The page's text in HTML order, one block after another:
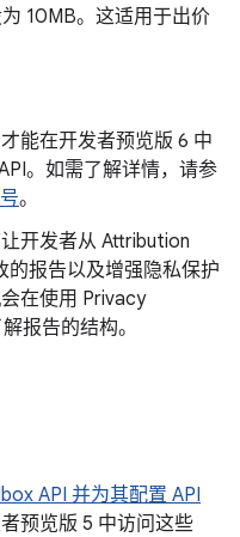
10MB。这适用于出价
能在开发者预览版 6 中
。如需了解详情，请参
。
开发者从 Attribution
的报告以及增强隐私保护
在使用 Privacy
报告的结构。
API 并为其配置 API
预览版 5 中访问这些